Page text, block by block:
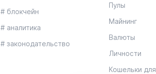
# блокчейн
# аналитика
# законодательство
Пулы
Майнинг
Валюты
Личности
Кошельки для